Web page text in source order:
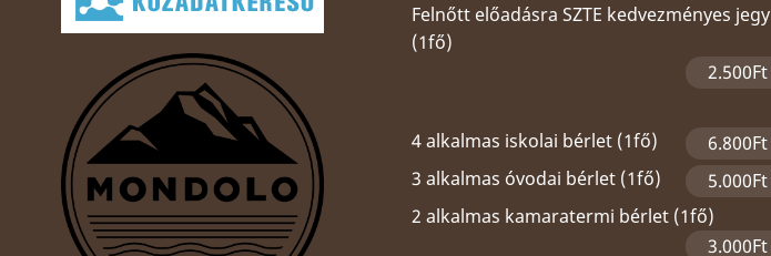
Felnőtt előadásra SZTE kedvezményes jegy
(1fő)
2.500Ft
4 alkalmas iskolai bérlet (1fő)
6.800Ft
3 alkalmas óvodai bérlet (1fő)
5.000Ft
2 alkalmas kamaratermi bérlet (1fő)
3.000Ft